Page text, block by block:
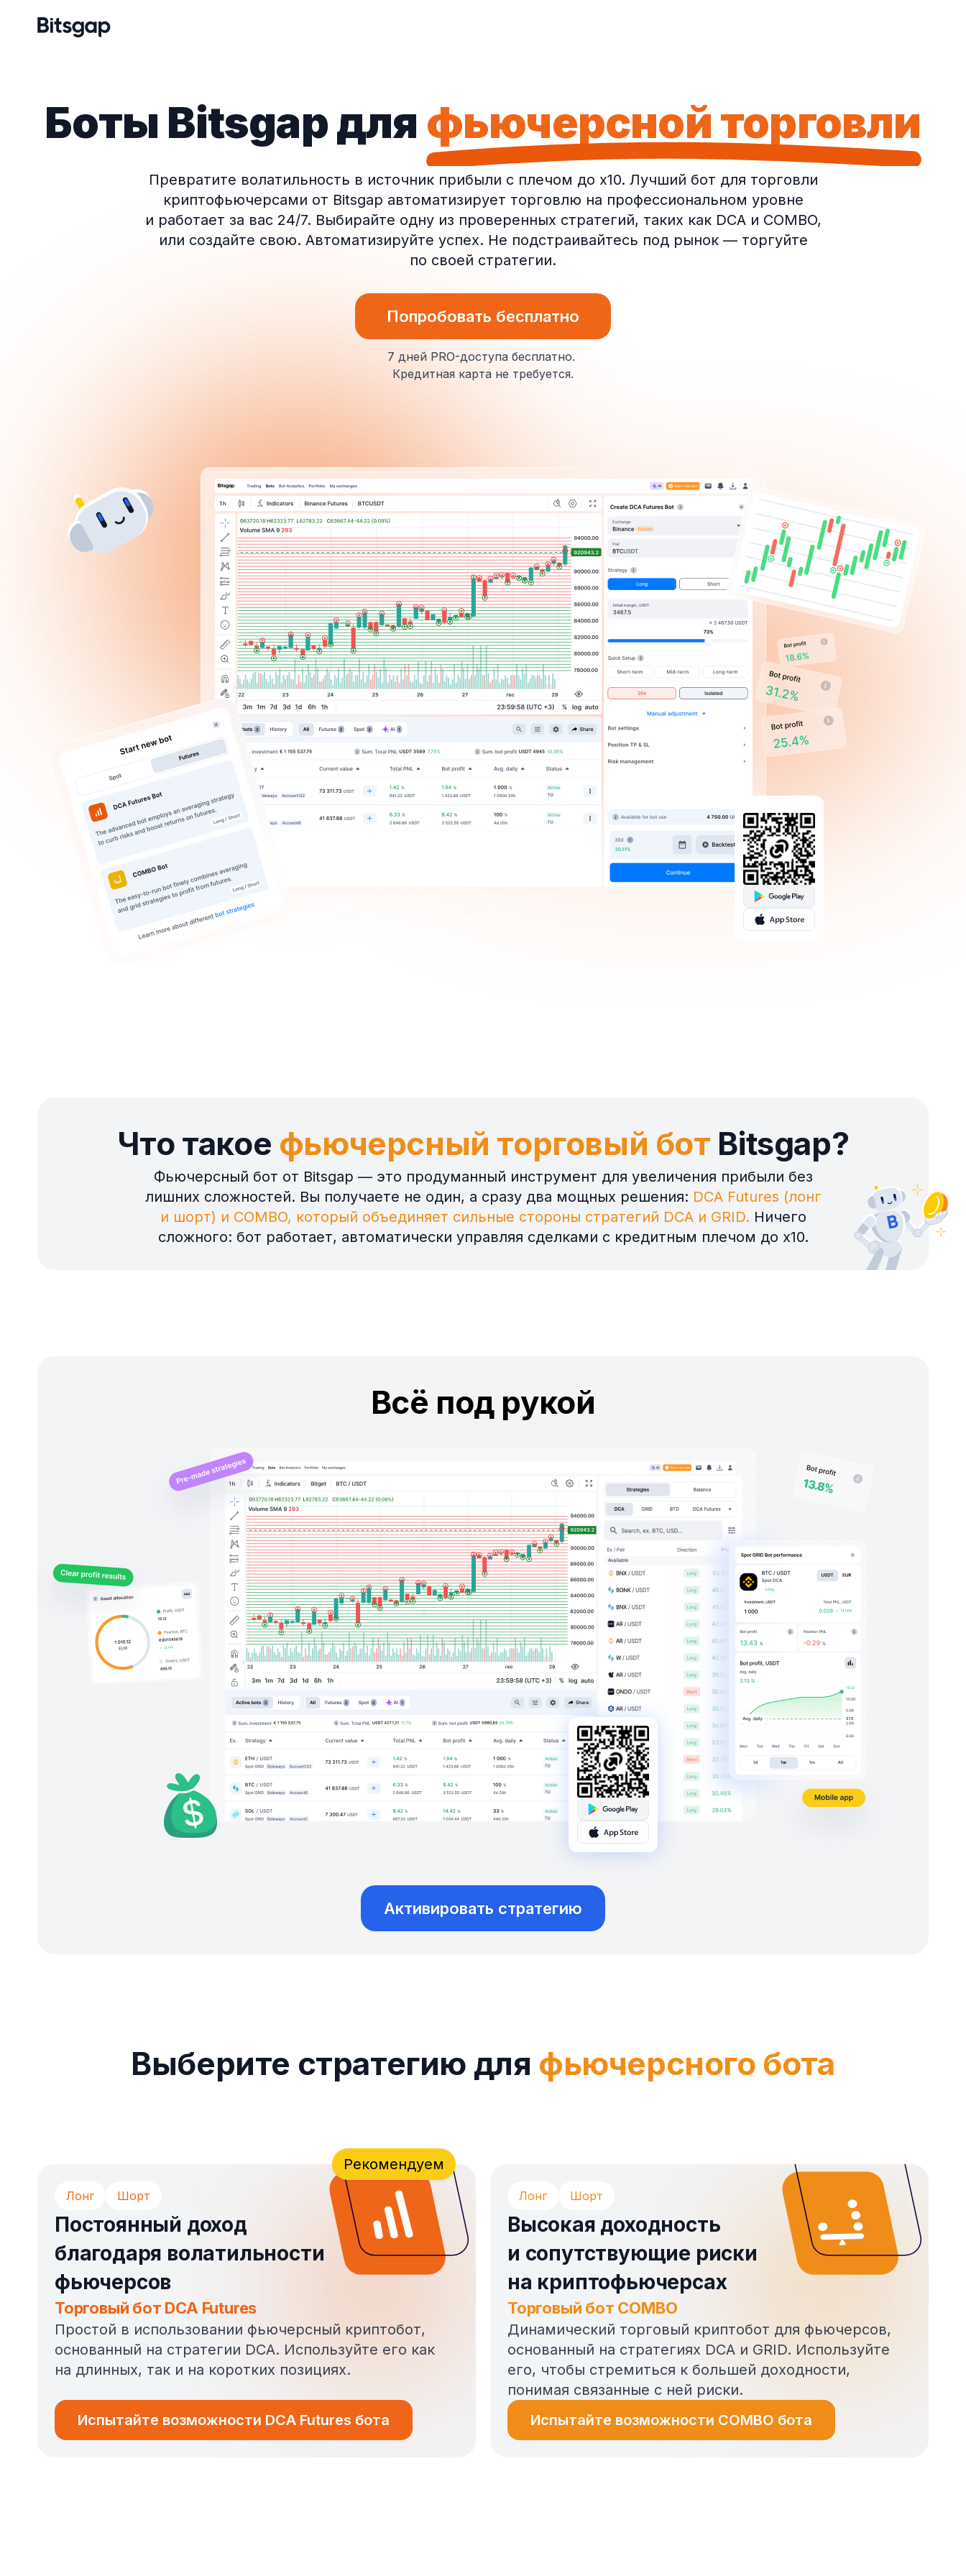
Боты Bitsgapдля фьючерсной торговли
Превратите волатильность в источник прибыли с плечом до x10. Лучший бот для торговли
криптофьючерсами от Bitsgap автоматизирует торговлю на профессиональном уровне
и работает за вас 24/7. Выбирайте одну из проверенных стратегий, таких как DCA и COMBO,
или создайте свою. Автоматизируйте успех. Не подстраивайтесь под рынок — торгуйте
по своей стратегии.
Попробовать бесплатно
7 дней PRO-доступа бесплатно.
Кредитная карта не требуется.
Что такое фьючерсный торговый бот Bitsgap?
Фьючерсный бот от Bitsgap — это продуманный инструмент для увеличения прибыли без
лишних сложностей. Вы получаете не один, а сразу два мощных решения: DCA Futures (лонг
и шорт) и COMBO, который объединяет сильные стороны стратегий DCA и GRID. Ничего
сложного: бот работает, автоматически управляя сделками с кредитным плечом до x10.
Всё под рукой
Активировать стратегию
Выберите стратегию для фьючерсного бота
Лонг Шорт
Постоянный доход
благодаря волатильности
фьючерсов
Торговый бот DCA Futures
Простой в использовании фьючерсный криптобот,
основанный на стратегии DCA. Используйте его как
на длинных, так и на коротких позициях.
Испытайте возможности DCA Futures бота
Рекомендуем
Лонг Шорт
Высокая доходность
и сопутствующие риски
на криптофьючерсах
Торговый бот COMBO
Динамический торговый криптобот для фьючерсов,
основанный на стратегиях DCA и GRID. Используйте
его, чтобы стремиться к большей доходности,
понимая связанные с ней риски.
Испытайте возможности COMBO бота